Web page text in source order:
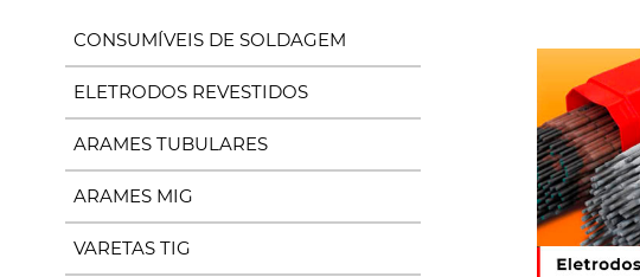
CONSUMÍVEIS DE SOLDAGEM
ELETRODOS REVESTIDOS
ARAMES TUBULARES
ARAMES MIG
VARETAS TIG